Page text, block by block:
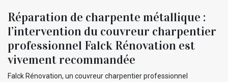
Réparation de charpente métallique :
l’intervention du couvreur charpentier
professionnel Falck Rénovation est
vivement recommandée
Falck Rénovation, un couvreur charpentier professionnel